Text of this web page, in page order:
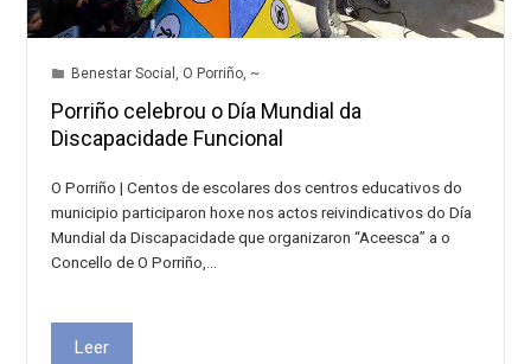
Benestar Social , O Porriño, ~
Porriño celebrou o Día Mundial da
Discapacidade Funcional
O Porriño | Centos de escolares dos centros educativos do
municipio participaron hoxe nos actos reivindicativos do Día
Mundial da Discapacidade que organizaron “Aceesca” a o
Concello de O Porriño,…
Leer